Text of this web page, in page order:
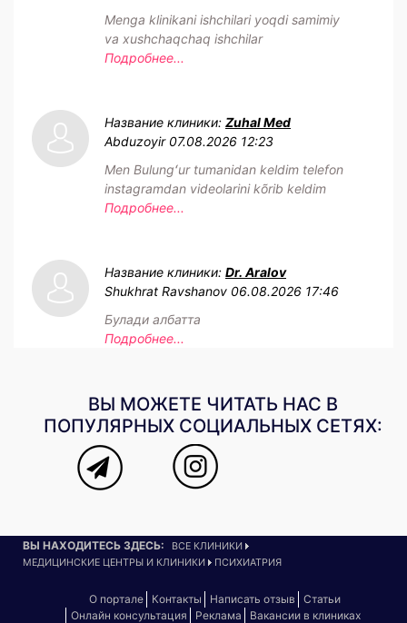
Menga klinikani ishchilari yoqdi samimiy
va xushchaqchaq ishchilar
Подробнее...
Название клиники: Zuhal Med
Abduzoyir 07.08.2026 12:23
Men Bulungʻur tumanidan keldim telefon
instagramdan videolarini kõrib keldim
Подробнее...
Название клиники: Dr. Aralov
Shukhrat Ravshanov 06.08.2026 17:46
Булади албатта
Подробнее...
ВЫ МОЖЕТЕ ЧИТАТЬ НАС В
ПОПУЛЯРНЫХ СОЦИАЛЬНЫХ СЕТЯХ:
ВЫ НАХОДИТЕСЬ ЗДЕСЬ:
ВСЕ КЛИНИКИ
МЕДИЦИНСКИЕ ЦЕНТРЫ И КЛИНИКИ
ПСИХИАТРИЯ
О портале Контакты Написать отзыв
Статьи
Онлайн консультация
Реклама
Вакансии в клиниках